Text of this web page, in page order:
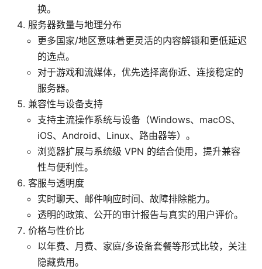
换。
服务器数量与地理分布
更多国家/地区意味着更灵活的内容解锁和更低延迟
的选点。
对于游戏和流媒体，优先选择离你近、连接稳定的
服务器。
兼容性与设备支持
支持主流操作系统与设备（Windows、macOS、
iOS、Android、Linux、路由器等）。
浏览器扩展与系统级 VPN 的结合使用，提升兼容
性与便利性。
客服与透明度
实时聊天、邮件响应时间、故障排除能力。
透明的政策、公开的审计报告与真实的用户评价。
价格与性价比
以年费、月费、家庭/多设备套餐等形式比较，关注
隐藏费用。